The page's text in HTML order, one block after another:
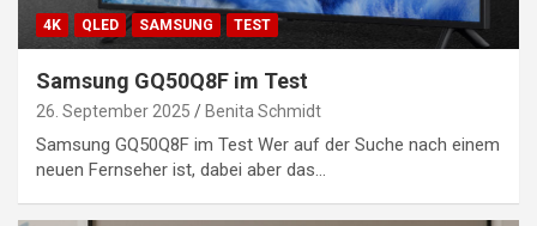
4K QLED SAMSUNG TEST
Samsung GQ50Q8F im Test
26. September 2025 Benita Schmidt
Samsung GQ50Q8F im Test Wer auf der Suche nach einem
neuen Fernseher ist, dabei aber das…